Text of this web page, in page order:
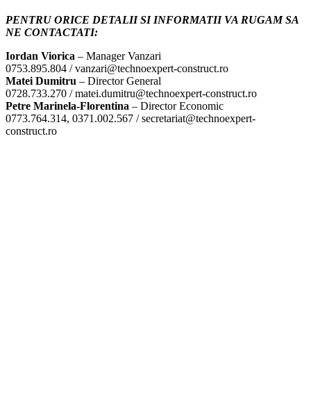
PENTRU ORICE DETALII SI INFORMATII VA RUGAM SA
NE CONTACTATI:
Iordan Viorica – Manager Vanzari
0753.895.804 / vanzari@technoexpert-construct.ro
Matei Dumitru – Director General
0728.733.270 / matei.dumitru@technoexpert-construct.ro
Petre Marinela-Florentina – Director Economic
0773.764.314, 0371.002.567 / secretariat@technoexpert-
construct.ro